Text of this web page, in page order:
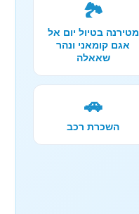
🏞️
מטירנה בטיול יום אל
אגם קומאני ונהר
שאאלה
🚗
השכרת רכב